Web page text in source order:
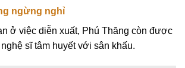
ngừng nghỉ
ở việc diễn xuất, Phú Thăng còn được
sĩ tâm huyết với sân khấu.